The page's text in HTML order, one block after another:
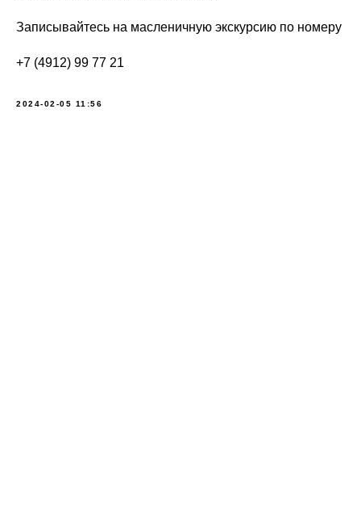
Записывайтесь на масленичную экскурсию по номеру
+7 (4912) 99 77 21
2024-02-05 11:56